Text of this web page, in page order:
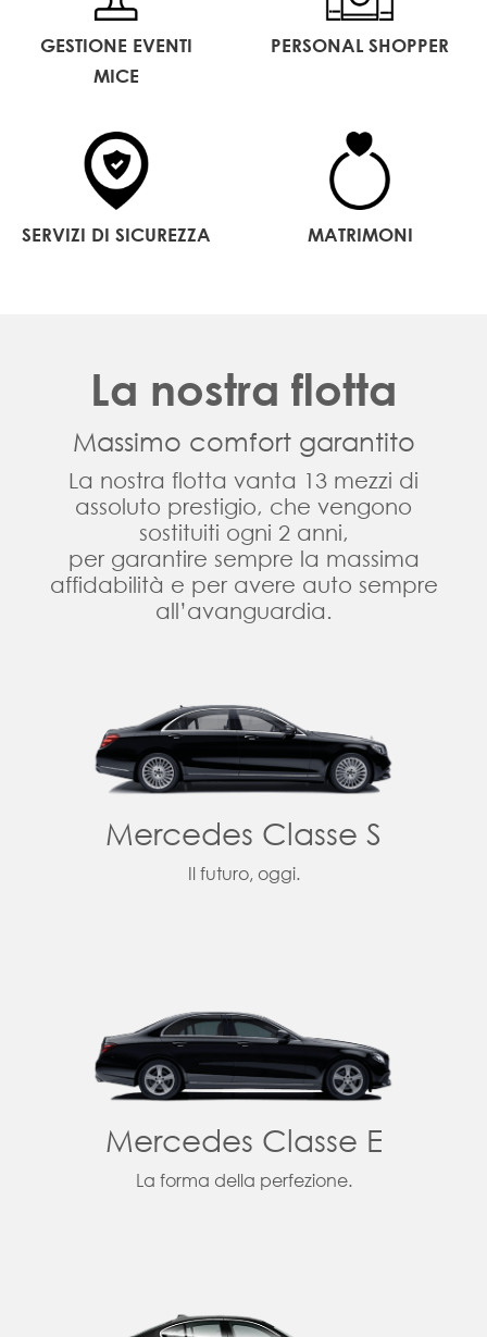
GESTIONE EVENTI
MICE
PERSONAL SHOPPER
SERVIZI DI SICUREZZA MATRIMONI
La nostra flotta
Massimo comfort garantito
La nostra flotta vanta 13 mezzi di
assoluto prestigio, che vengono
sostituiti ogni 2 anni,
per garantire sempre la massima
affidabilità e per avere auto sempre
all’avanguardia.
Mercedes Classe S
Il futuro, oggi.
Mercedes Classe E
La forma della perfezione.